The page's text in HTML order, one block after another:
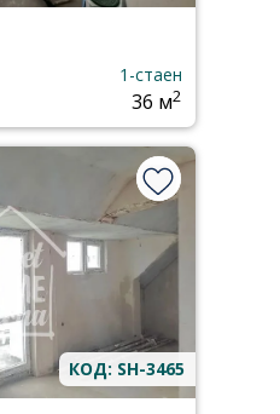
1-стаен
36 м2
КОД: SH-3465